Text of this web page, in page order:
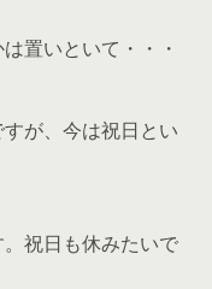
置いといて・・・
が、今は祝日とい
祝日も休みたいで